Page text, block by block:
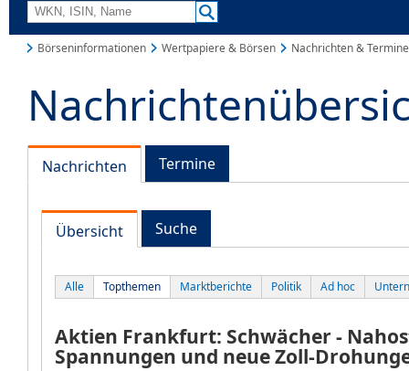
Börseninformationen Wertpapiere & Börsen Nachrichten & Termine
Nachrichten Termine
Übersicht Suche
Alle Topthemen Marktberichte Politik Ad hoc
Aktien Frankfurt: Schwächer -
Spannungen und neue Zoll-